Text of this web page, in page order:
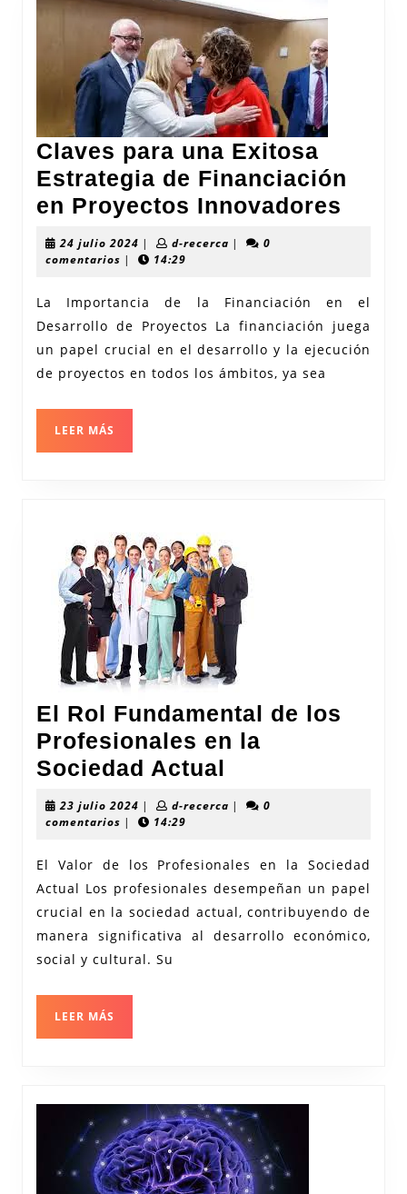
Claves para una Exitosa
Estrategia de Financiación
en Proyectos Innovadores
de
24 julio 2024 24
julio
| d-recercad-|
0
comentarios | 14:29
La Importancia de la Financiación en el
Desarrollo de Proyectos La financiación juega
un papel crucial en el desarrollo y la ejecución
de proyectos en todos los ámbitos, ya sea
LEER MÁS
El Rol Fundamental de los
Profesionales en la
Sociedad Actual
Rol
los
Profesionales
en
23 julio 2024 23
julio
| d-recercad-|
0
comentarios | 14:29
El Valor de los Profesionales en la Sociedad
Actual Los profesionales desempeñan un papel
crucial en la sociedad actual, contribuyendo de
manera significativa al desarrollo económico,
social y cultural. Su
LEER MÁS